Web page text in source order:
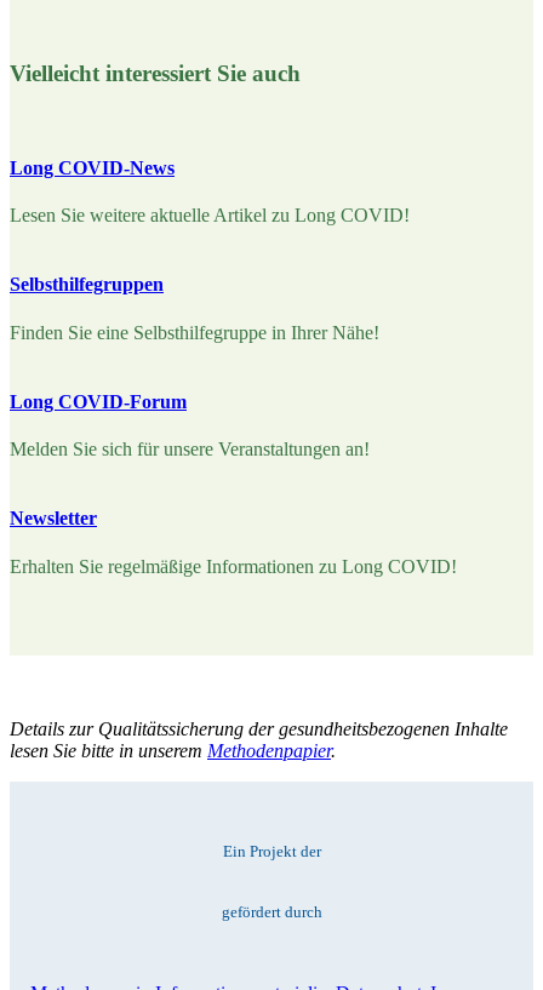
Vielleicht interessiert Sie auch
Long COVID-News
Lesen Sie weitere aktuelle Artikel zu Long COVID!
Selbsthilfegruppen
Finden Sie eine Selbsthilfegruppe in Ihrer Nähe!
Long COVID-Forum
Melden Sie sich für unsere Veranstaltungen an!
Newsletter
Erhalten Sie regelmäßige Informationen zu Long COVID!
Details zur Qualitätssicherung der gesundheitsbezogenen Inhalte
lesen Sie bitte in unserem Methodenpapier.
Ein Projekt der
gefördert durch